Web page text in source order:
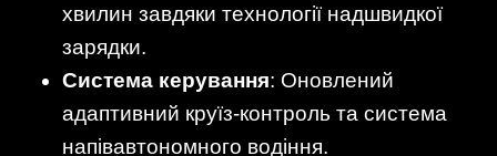
хвилин завдяки технології надшвидкої
зарядки.
Система керування: Оновлений
адаптивний круїз-контроль та система
напівавтономного водіння.